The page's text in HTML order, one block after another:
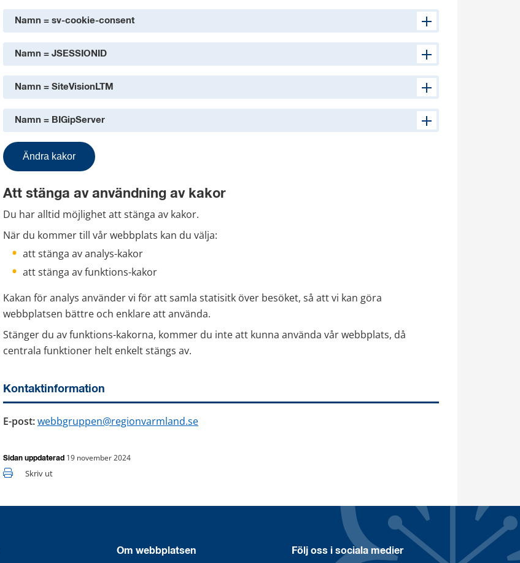
Namn = sv-cookie-consent
Namn = JSESSIONID
Namn = SiteVisionLTM
Namn = BIGipServer
Ändra kakor
Att stänga av användning av kakor
Du har alltid möjlighet att stänga av kakor.
När du kommer till vår webbplats kan du välja:
att stänga av analys-kakor
att stänga av funktions-kakor
Kakan för analys använder vi för att samla statisitk över besöket, så att vi kan göra
webbplatsen bättre och enklare att använda.
Stänger du av funktions-kakorna, kommer du inte att kunna använda vår webbplats, då
centrala funktioner helt enkelt stängs av.
Kontaktinformation
E-post:webbgruppen@regionvarmland.se
Sidan uppdaterad 19 november 2024
Skriv ut
Om webbplatsen Följ oss i sociala medier